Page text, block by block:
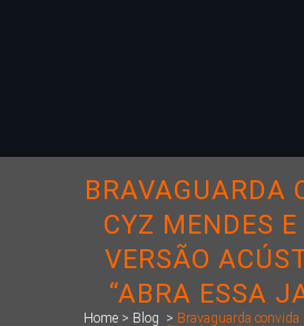
BRAVAGUARDA
CYZ MENDES
VERSÃO
“ABRA ESSA
Home> Blog > Bravaguarda convida